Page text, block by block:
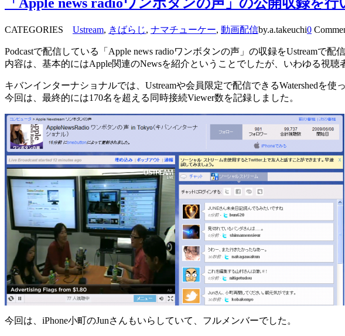
CATEGORIES Ustream, きばらじ, ナマチューケー, 動画配信by.a.takeuchi0
Podcastで配信している「Apple news radioワンボタンの声」の収録をUstreamで配
内容は、基本的にはApple関連のNewsを紹介ということでしたが、いわゆる視聴
キバンインターナショナルでは、Ustreamや会員限定で配信できるWatershedを
今回は、最終的には170名を超える同時接続Viewer数を記録しました。
今回は、iPhone小町のJunさんもいらしていて、フルメンバーでした。